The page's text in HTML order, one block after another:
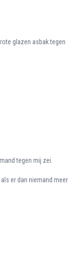
glazen asbak tegen
tegen mij zei.
er dan niemand meer